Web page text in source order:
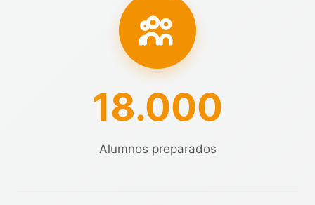
18.000
Alumnos preparados